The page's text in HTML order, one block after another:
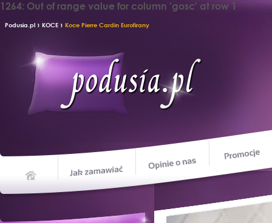
1264: Out of range value for column 'gosc' at row 1
Podusia.pl › KOCE › Koce Pierre Cardin Eurofirany
Jak zamawiać
Opinie o nas